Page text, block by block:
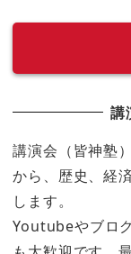
講
講演会（皆神塾
から、歴史、経
します。
Youtubeやブロ